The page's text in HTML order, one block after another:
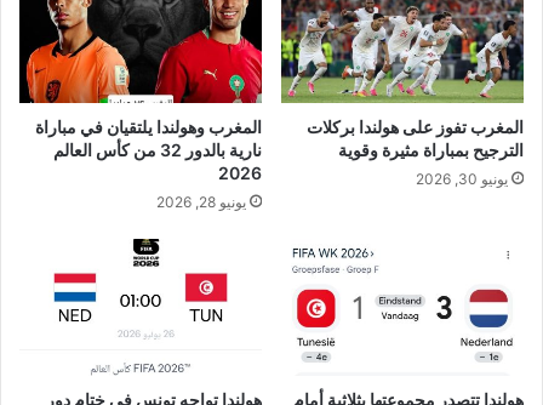
المغرب تفوز على هولندا بركلات
الترجيح بمباراة مثيرة وقوية
يونيو 30, 2026
المغرب وهولندا يلتقيان في مباراة
نارية بالدور 32 من كأس العالم
2026
يونيو 28, 2026
هولندا تتصدر مجموعتها بثلاثية أمام
هولندا تواجه تونس في ختام دور